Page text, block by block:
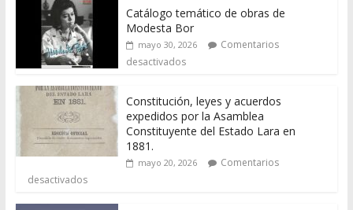
Catálogo temático de obras de
Modesta Bor
mayo 30, 2026
Comentarios
desactivados
Constitución, leyes y acuerdos
expedidos por la Asamblea
Constituyente del Estado Lara en
1881.
mayo 20, 2026
Comentarios
desactivados